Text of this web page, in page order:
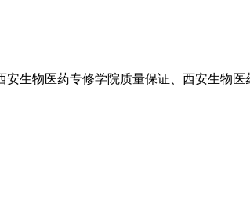
生物医药专修学院质量保证、西安生物